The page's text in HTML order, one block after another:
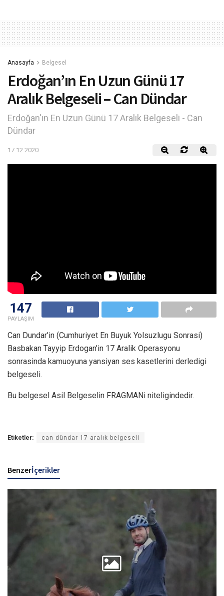
Anasayfa Belgesel
Erdoğan’ın En Uzun Günü 17
Aralık Belgeseli – Can Dündar
Erdoğan'ın En Uzun Günü 17 Aralık Belgeseli - Can
Dündar
17.12.2020
147
PAYLAŞIM
Can Dundar’in (Cumhuriyet En Buyuk Yolsuzlugu Sonrasi)
Basbakan Tayyip Erdogan’in 17 Aralik Operasyonu
sonrasinda kamuoyuna yansiyan ses kasetlerini derledigi
belgeseli.
Bu belgesel Asil Belgeselin FRAGMANi niteligindedir.
Etiketler: can dündar 17 aralık belgeseli
Benzerİçerikler